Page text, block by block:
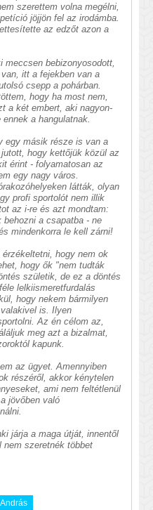
szerettem volna megélni,
jöjjön fel az irodámba.
az edzőt azon a
bebizonyosodott,
itt a fejekben van a
csepp a pohárban.
hogy ha most nem,
a két embert, aki nagyon-
a hangulatnak.
egy másik része is van a
hogy kettőjük közül az
érint - folyamatosan az
egy nagy város.
látták, olyan
profi sportolót nem illik
az i-re és azt mondtam:
a csapatba - ne
mindenkorra le kell zárni!
hogy nem ok
hogy ők "nem tudták
születik, de ez a döntés
lelkiismeretfurdalás
hogy nekem bármilyen
is. Ilyen
Az én célom az,
meg azt a bizalmat,
kapunk.
az ügyet. Amennyiben
részéről, akkor kénytelen
ami nem feltétlenül
jövőben való
járja a maga útját, innentől
nem szeretnék többet